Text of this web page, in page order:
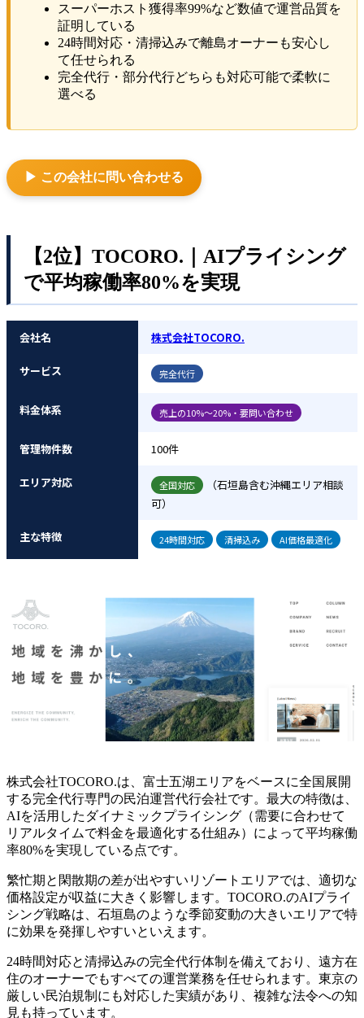
スーパーホスト獲得率99%など数値で運営品質を
証明している
24時間対応・清掃込みで離島オーナーも安心し
て任せられる
完全代行・部分代行どちらも対応可能で柔軟に
選べる
▶ この会社に問い合わせる
【2位】TOCORO.｜AIプライシング
で平均稼働率80%を実現
会社名 株式会社TOCORO.
サービス 完全代行
料金体系 売上の10%～20%・要問い合わせ
管理物件数 100件
エリア対応 全国対応
（石垣島含む沖縄エリア相談
可）
主な特徴 24時間対応 清掃込み AI価格最適化
株式会社TOCORO.は、富士五湖エリアをベースに全国展開
する完全代行専門の民泊運営代行会社です。最大の特徴は、
AIを活用したダイナミックプライシング（需要に合わせて
リアルタイムで料金を最適化する仕組み）によって平均稼働
率80%を実現している点です。
繁忙期と閑散期の差が出やすいリゾートエリアでは、適切な
価格設定が収益に大きく影響します。TOCORO.のAIプライ
シング戦略は、石垣島のような季節変動の大きいエリアで特
に効果を発揮しやすいといえます。
24時間対応と清掃込みの完全代行体制を備えており、遠方在
住のオーナーでもすべての運営業務を任せられます。東京の
厳しい民泊規制にも対応した実績があり、複雑な法令への知
見も持っています。